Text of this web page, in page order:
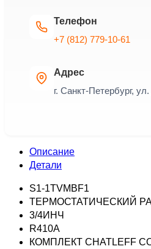
Телефон
+7 (812) 779-10-61
Адрес
г. Санкт-Петербург,
Описание
Детали
S1-1TVMBF1
ТЕРМОСТАТИЧЕСКИЙ
3/4ИНЧ
R410A
КОМПЛЕКТ CHATLEFF